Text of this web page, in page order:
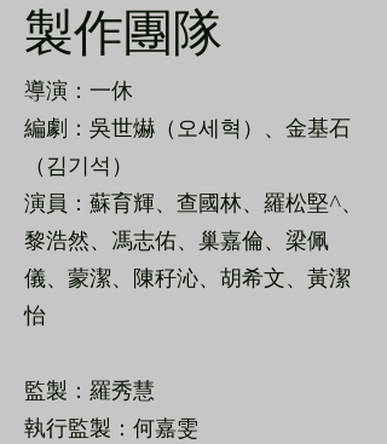
製作團隊
導演：一休
編劇：吳世爀（오세혁）、金基石
（김기석）
演員：蘇育輝、查國林、羅松堅^、
黎浩然、馮志佑、巢嘉倫、梁佩
儀、蒙潔、陳秄沁、胡希文、黃潔
怡
監製：羅秀慧
執行監製：何嘉雯